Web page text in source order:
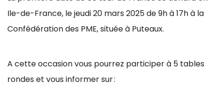
Ile-de-France, le jeudi 20 mars 2025 de 9h à 17h à la
Confédération des PME, située à Puteaux.
A cette occasion vous pourrez participer à 5 tables
rondes et vous informer sur :